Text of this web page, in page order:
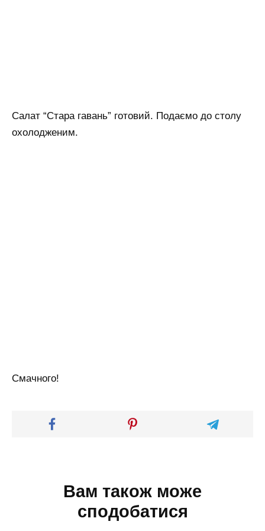
Салат “Стара гавань” готовий. Подаємо до столу
охолодженим.
Смачного!
Вам також може
сподобатися